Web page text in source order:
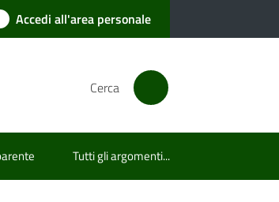
Accedi all'area personale
Cerca
Tutti gli argomenti...